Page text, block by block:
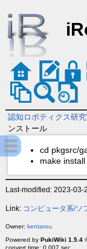
認知ロボティクス研
ンストール
cd pkgsrc/
make install
Last-modified: 2023-
Link: コンピュータ系/ソ
Owner: kentarou
Powered by PukiWiki 1.5.4
convert time: 0.007 sec.